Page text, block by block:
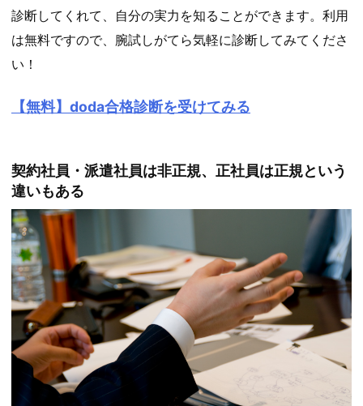
診断してくれて、自分の実力を知ることができます。利用
は無料ですので、腕試しがてら気軽に診断してみてくださ
い！
【無料】doda合格診断を受けてみる
契約社員・派遣社員は非正規、正社員は正規という
違いもある